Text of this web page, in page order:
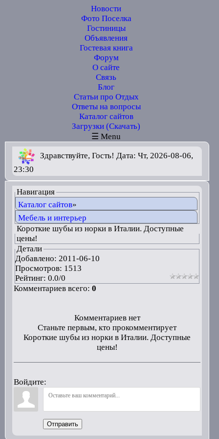
Новости
Фото Поселка
Гостиницы
Объявления
Гостевая книга
Форум
О сайте
Связь
Блог
Статьи про Отдых
Ответы на вопросы
Каталог сайтов
Загрузки (Скачать)
☰ Menu
Здравствуйте, Гость! Дата: Чт, 2026-08-06,
23:30
Навигация
Каталог сайтов»
Мебель и интерьер
Короткие шубы из норки в Италии. Доступные
цены!
Детали
Добавлено: 2011-06-10
Просмотров: 1513
Рейтинг: 0.0/0
Комментариев всего: 0
Комментариев нет
Станьте первым, кто прокомментирует
Короткие шубы из норки в Италии. Доступные
цены!
Войдите:
Отправить